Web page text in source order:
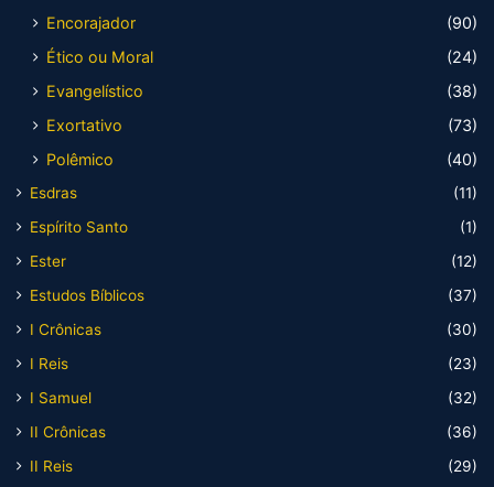
Encorajador
(90)
Ético ou Moral
(24)
Evangelístico
(38)
Exortativo
(73)
Polêmico
(40)
Esdras
(11)
Espírito Santo
(1)
Ester
(12)
Estudos Bíblicos
(37)
I Crônicas
(30)
I Reis
(23)
I Samuel
(32)
II Crônicas
(36)
II Reis
(29)